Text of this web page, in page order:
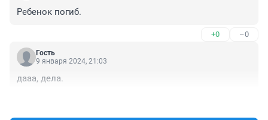
Ребенок погиб.
+0 –0
Гость
9 января 2024, 21:03
дааа, дела.